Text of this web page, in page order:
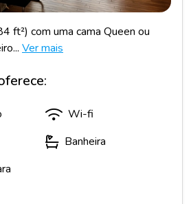
ft²) com uma cama Queen ou
Ver mais
Wi-fi
Banheira